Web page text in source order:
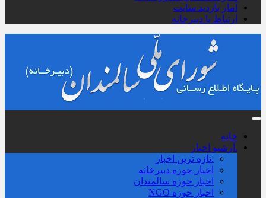
آمار بازدید سایت
ارتباط با دبیرخانه
خانه
.آرشیو اخبار
.تازه ترین اخبار
اخبار حوزه دبیرخانه
اخبار حوزه سالمندان
اخبار حوزه NGO